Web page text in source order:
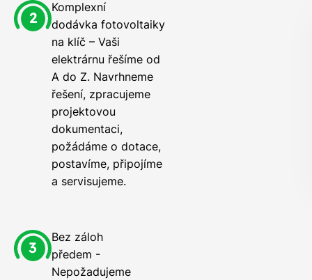
Komplexní
dodávka fotovoltaiky
na klíč – Vaši
elektrárnu řešíme od
A do Z. Navrhneme
řešení, zpracujeme
projektovou
dokumentaci,
požádáme o dotace,
postavíme, připojíme
a servisujeme.
Bez záloh
předem -
Nepožadujeme